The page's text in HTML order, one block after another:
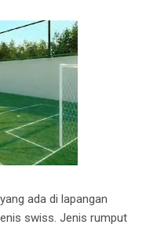
ada di lapangan
swiss. Jenis rumput